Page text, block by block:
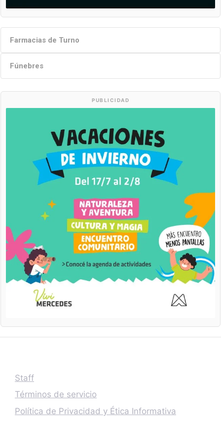
Farmacias de Turno
Fúnebres
PUBLICIDAD
Staff
Términos de servicio
Política de Privacidad y Ética Informativa